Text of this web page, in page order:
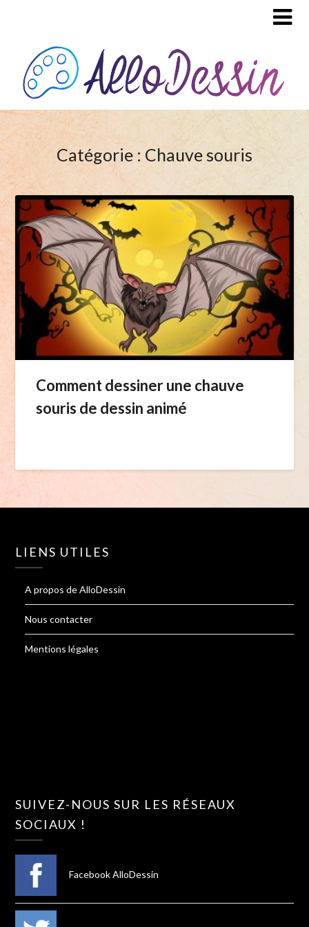
Catégorie : Chauve souris
Comment dessiner une chauve
souris de dessin animé
LIENS UTILES
A propos de AlloDessin
Nous contacter
Mentions légales
SUIVEZ-NOUS SUR LES RÉSEAUX
SOCIAUX !
Facebook AlloDessin